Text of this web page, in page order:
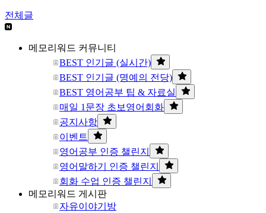
전체글
메모리워드 커뮤니티
BEST 인기글 (실시간)
BEST 인기글 (명예의 전당)
BEST 영어공부 팁 & 자료실
매일 1문장 초보영어회화
공지사항
이벤트
영어공부 인증 챌린지
영어말하기 인증 챌린지
회화 수업 인증 챌린지
메모리워드 게시판
자유이야기방